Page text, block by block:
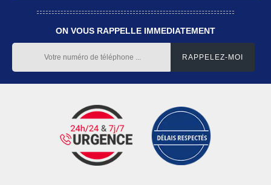
ON VOUS RAPPELLE IMMEDIATEMENT